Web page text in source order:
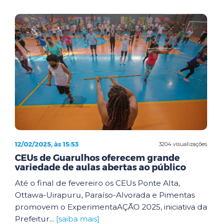
3204 visualizações
12/02/2025, às 15:53
CEUs de Guarulhos oferecem grande
variedade de aulas abertas ao público
Até o final de fevereiro os CEUs Ponte Alta,
Ottawa-Uirapuru, Paraíso-Alvorada e Pimentas
promovem o ExperimentaAÇÃO 2025, iniciativa da
Prefeitur... [saiba mais]